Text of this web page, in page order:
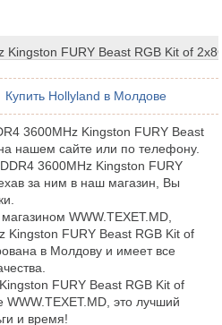
Kingston FURY Beast RGB Kit of
Купить Hollyland в Молдове
3600MHz Kingston FURY Beast
нашем сайте или по телефону.
3600MHz Kingston FURY
за ним в наш магазин, Вы
WWW.TEXET.MD,
Kingston FURY Beast RGB Kit of
в Молдову и имеет все
FURY Beast RGB Kit of
это лучший
и время!